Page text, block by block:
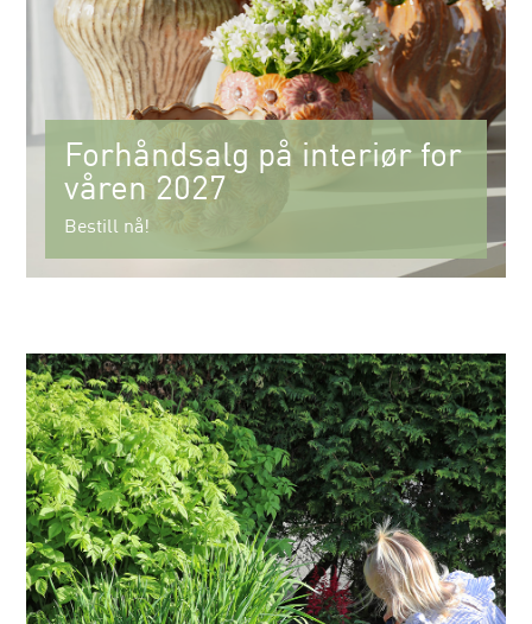
Forhåndsalg på interiør for
våren 2027
Bestill nå!